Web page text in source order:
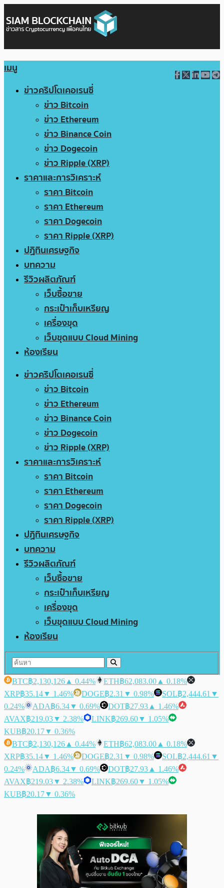
เมนู
ข่าวคริปโตเคอเรนซี่
ข่าว Bitcoin
ข่าว Ethereum
ข่าว Binance Coin
ข่าว Dogecoin
ข่าว Ripple (XRP)
ราคาและการวิเคราะห์
ราคา Bitcoin
ราคา Ethereum
ราคา Dogecoin
ราคา Ripple (XRP)
ปฏิทินเศรษฐกิจ
บทความ
รีวิวผลิตภัณฑ์
เว็บซื้อขาย
กระเป๋าเก็บเหรียญ
เครื่องขุด
เว็บขุดแบบ Cloud Mining
ห้องเรียน
ข่าวคริปโตเคอเรนซี่
ข่าว Bitcoin
ข่าว Ethereum
ข่าว Binance Coin
ข่าว Dogecoin
ข่าว Ripple (XRP)
ราคาและการวิเคราะห์
ราคา Bitcoin
ราคา Ethereum
ราคา Dogecoin
ราคา Ripple (XRP)
ปฏิทินเศรษฐกิจ
บทความ
รีวิวผลิตภัณฑ์
เว็บซื้อขาย
กระเป๋าเก็บเหรียญ
เครื่องขุด
เว็บขุดแบบ Cloud Mining
ห้องเรียน
BTC฿2,130,126 ▲ 0.44% ETH฿62,083.00 ▲ 0.18%
XRP฿35.14▼ 1.46% DOGE฿2.31 ▼ 0.98% SOL฿2,444.61 ▼
0.24%
ADA฿6.34▼ 0.69% DOT฿27.93 ▲ 1.46%
AVAX฿219.03▼ 2.38% LINK฿269.60▼ 1.05%
KUB฿20.17▼ 0.36%
BTC฿2,130,126 ▲ 0.44% ETH฿62,083.00 ▲ 0.18%
XRP฿35.14▼ 1.46% DOGE฿2.31 ▼ 0.98% SOL฿2,444.61 ▼
0.24%
ADA฿6.34▼ 0.69% DOT฿27.93 ▲ 1.46%
AVAX฿219.03▼ 2.38% LINK฿269.60▼ 1.05%
KUB฿20.17▼ 0.36%